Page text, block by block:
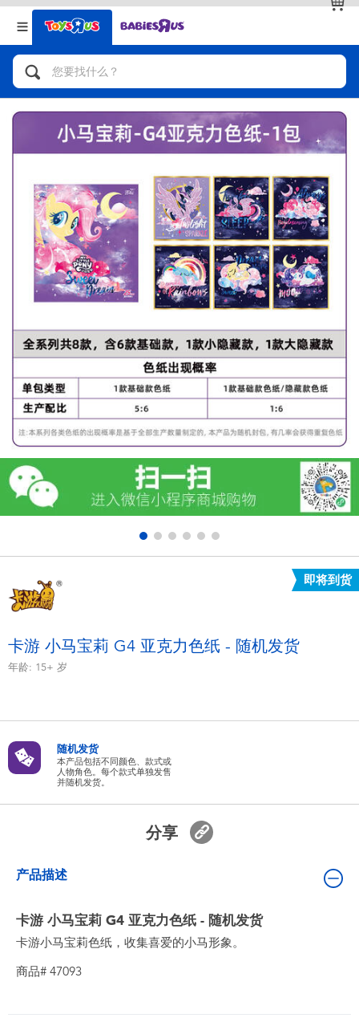
返回
分类目录
人气英雄，角色扮演，射击玩具
自行车，滑板车，骑乘车
拼砌组合及乐高LEGO
玩具车，货车，火车及遥控系列
手工艺，文具，蜡笔，泥胶，画板
游戏及拼图系列
益智学习玩具
户外及运动产品
毛绒公仔玩具
电池
玩具促销
玩具清货
返回
品牌
查看全部
即将到货
卡游 小马宝莉 G4 亚克力色纸 - 随机发货
年龄: 15+ 岁
随机发货
本产品包括不同颜色、款式或
人物角色。每个款式单独发售
并随机发货。
分享
产品描述
卡游 小马宝莉 G4 亚克力色纸 - 随机发货
卡游小马宝莉色纸，收集喜爱的小马形象。
商品# 47093